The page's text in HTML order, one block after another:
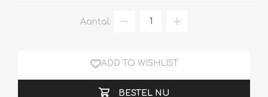
Aantal:
ADD TO WISHLIST
BESTEL NU